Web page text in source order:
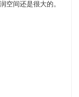
空间还是很大的。